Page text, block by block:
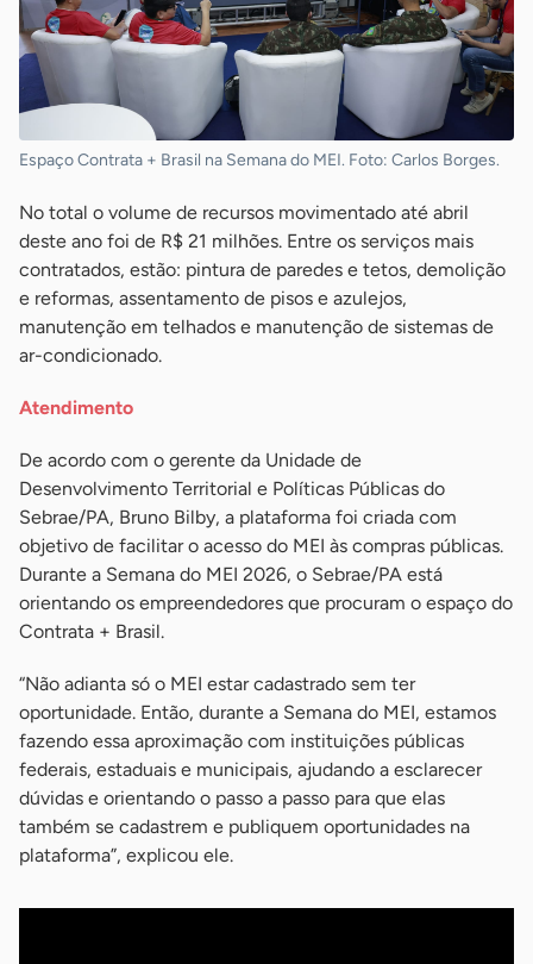
Espaço Contrata + Brasil na Semana do MEI. Foto: Carlos Borges.
No total o volume de recursos movimentado até abril
deste ano foi de R$ 21 milhões. Entre os serviços mais
contratados, estão: pintura de paredes e tetos, demolição
e reformas, assentamento de pisos e azulejos,
manutenção em telhados e manutenção de sistemas de
ar-condicionado.
Atendimento
De acordo com o gerente da Unidade de
Desenvolvimento Territorial e Políticas Públicas do
Sebrae/PA, Bruno Bilby, a plataforma foi criada com
objetivo de facilitar o acesso do MEI às compras públicas.
Durante a Semana do MEI 2026, o Sebrae/PA está
orientando os empreendedores que procuram o espaço do
Contrata + Brasil.
“Não adianta só o MEI estar cadastrado sem ter
oportunidade. Então, durante a Semana do MEI, estamos
fazendo essa aproximação com instituições públicas
federais, estaduais e municipais, ajudando a esclarecer
dúvidas e orientando o passo a passo para que elas
também se cadastrem e publiquem oportunidades na
plataforma”, explicou ele.